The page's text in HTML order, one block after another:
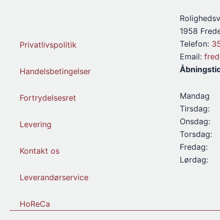
Privatlivspolitik
Handelsbetingelser
Fortrydelsesret
Levering
Kontakt os
Leverandørservice
HoReCa
1958
Telefon:
Email:
Mandag
Tirsdag:
Onsdag:
Torsdag:
Fredag:
Lørdag: